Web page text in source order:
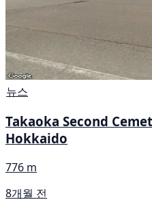
뉴스
Takaoka Second
Hokkaido
776 m
8개월 전